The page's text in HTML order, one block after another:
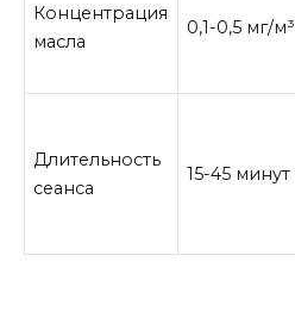
Концентрация
масла
0,1-0,5 мг/м³
Длительность
сеанса
15-45 минут